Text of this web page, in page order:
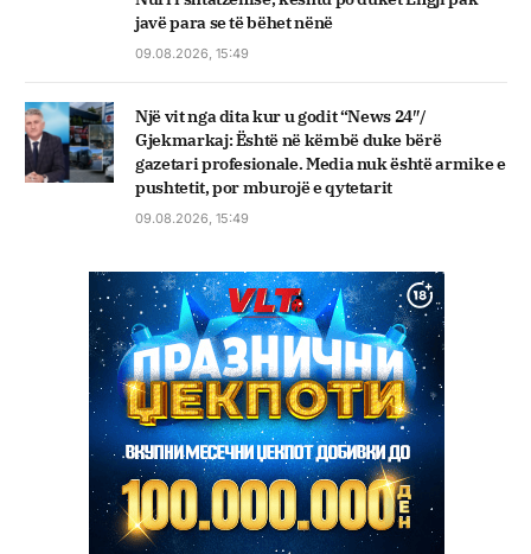
javë para se të bëhet nënë
09.08.2026, 15:49
Një vit nga dita kur u godit “News 24″/
Gjekmarkaj: Është në këmbë duke bërë
gazetari profesionale. Media nuk është armike e
pushtetit, por mburojë e qytetarit
09.08.2026, 15:49